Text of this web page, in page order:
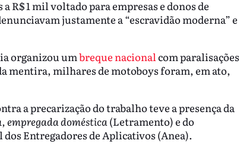
R$ 1 mil voltado para empresas e donos de
justamente a “escravidão moderna” e
organizou umbreque nacional com paralisações
mentira, milhares de motoboys foram, em ato,
a precarização do trabalho teve a presença da
empregada doméstica (Letramento) e do
Entregadores de Aplicativos (Anea).